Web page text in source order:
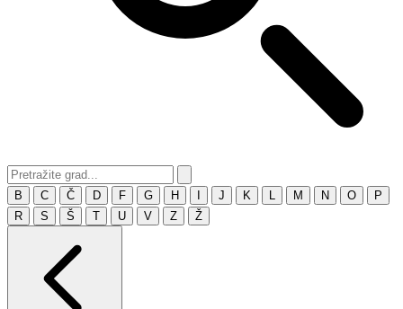
B C Č D F G H J K M N O
P
R
S Š T U V Z Ž